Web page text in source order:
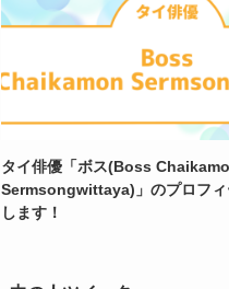
タイ俳優「ボス(Boss
Sermsongwittaya)」のプロフィ
します！